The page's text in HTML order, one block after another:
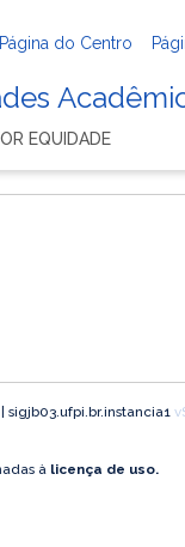
Página do Centro
EQUIDADE
sigjb03.ufpi.br.instancia1
à licença de uso.